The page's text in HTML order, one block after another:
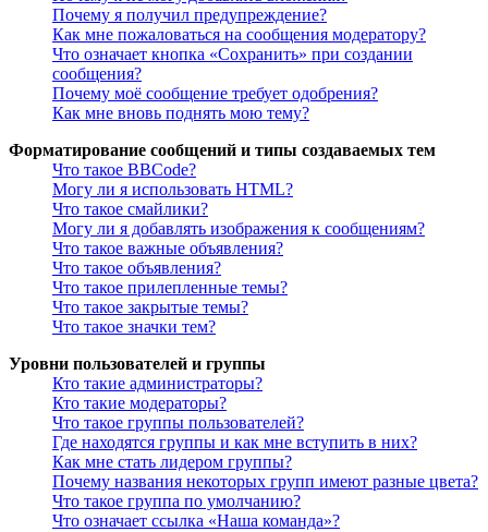
Почему я получил предупреждение?
Как мне пожаловаться на сообщения модератору?
Что означает кнопка «Сохранить» при создании
сообщения?
Почему моё сообщение требует одобрения?
Как мне вновь поднять мою тему?
Форматирование сообщений и типы создаваемых тем
Что такое BBCode?
Могу ли я использовать HTML?
Что такое смайлики?
Могу ли я добавлять изображения к сообщениям?
Что такое важные объявления?
Что такое объявления?
Что такое прилепленные темы?
Что такое закрытые темы?
Что такое значки тем?
Уровни пользователей и группы
Кто такие администраторы?
Кто такие модераторы?
Что такое группы пользователей?
Где находятся группы и как мне вступить в них?
Как мне стать лидером группы?
Почему названия некоторых групп имеют разные цвета?
Что такое группа по умолчанию?
Что означает ссылка «Наша команда»?